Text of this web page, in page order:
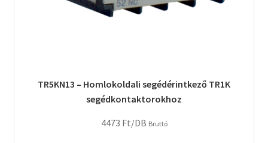
TR5KN13 – Homlokoldali segédérintkező TR1K
segédkontaktorokhoz
4473 Ft/DB Bruttó